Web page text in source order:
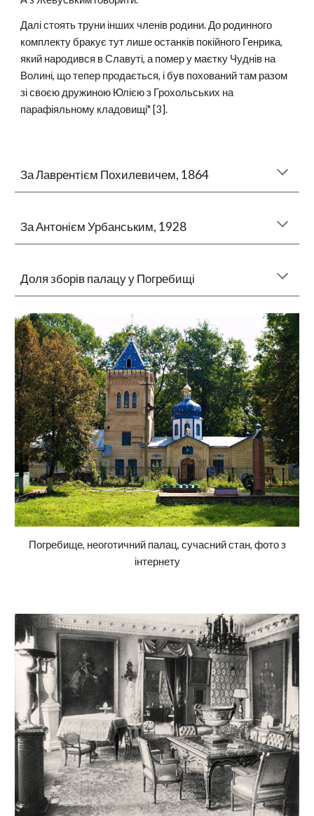
Далі стоять труни інших членів родини. До родинного
комплекту бракує тут лише останків покійного Генрика,
який народився в Славуті, а помер у маєтку Чуднів на
Волині, що тепер продається, і був похований там разом
зі своєю дружиною Юлією з Грохольських на
парафіяльному кладовищі" [3].
За Лаврентієм Похилевичем, 1864
За Антонієм Урбанським, 1928
Доля зборів палацу у Погребищі
Погребище, неоготичний палац, сучасний стан, фото з
інтернету